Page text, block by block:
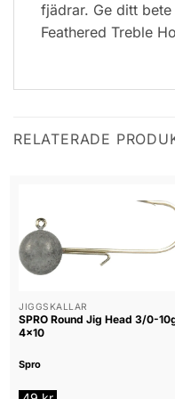
fjädrar. Ge ditt
Feathered Treble
RELATERADE
JIGGSKALLAR
SPRO Round Jig Head 3/0-
4×10
Spro